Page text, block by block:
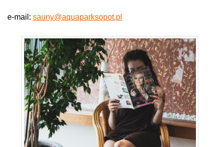
e-mail: sauny@aquaparksopot.pl